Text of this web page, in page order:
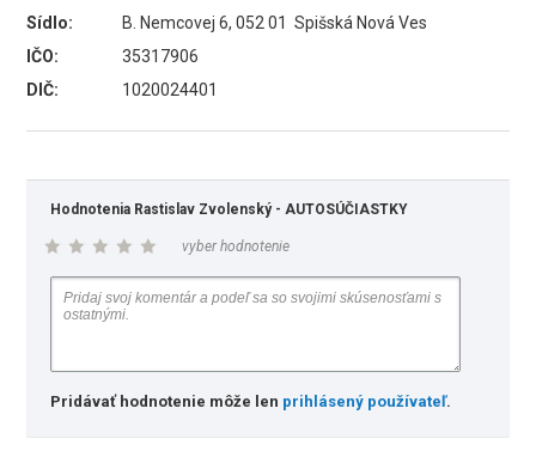
Sídlo:
B. Nemcovej 6, 052 01 Spišská Nová Ves
IČO:
35317906
DIČ:
1020024401
Hodnotenia Rastislav Zvolenský - AUTOSÚČIASTKY
vyber hodnotenie
Pridávať hodnotenie môže len prihlásený používateľ.